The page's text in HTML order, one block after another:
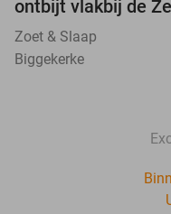
ontbijt vlakbij de
Zoet & Slaap
Biggekerke